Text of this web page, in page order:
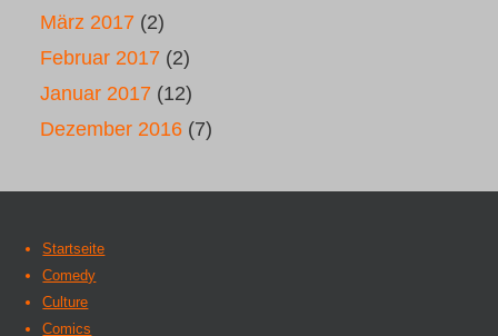
März 2017 (2)
Februar 2017 (2)
Januar 2017 (12)
Dezember 2016 (7)
Startseite
Comedy
Culture
Comics